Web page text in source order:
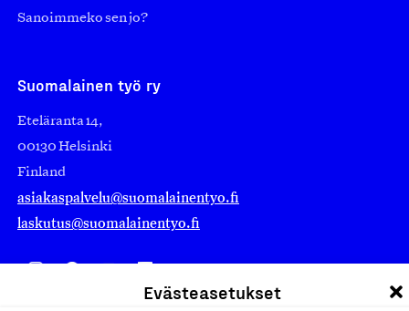
Evästeasetukset
Sanoimmeko sen jo?
Suomalainen työ ry
Eteläranta 14,
00130 Helsinki
Finland
asiakaspalvelu@suomalainentyo.fi
laskutus@suomalainentyo.fi